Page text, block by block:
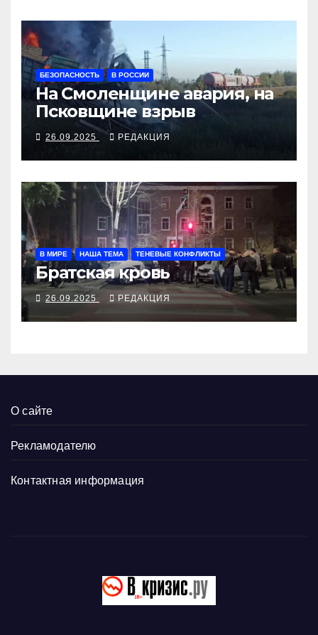
БЕЗОПАСНОСТЬ В РОССИИ
На Смоленщине авария, на
Псковщине взрыв
26.09.2025 РЕДАКЦИЯ
В МИРЕ НАША ТЕМА ТЕНЕВЫЕ КОНФЛИКТЫ
Братская кровь
26.09.2025 РЕДАКЦИЯ
О сайте
Рекламодателю
Контактная информация